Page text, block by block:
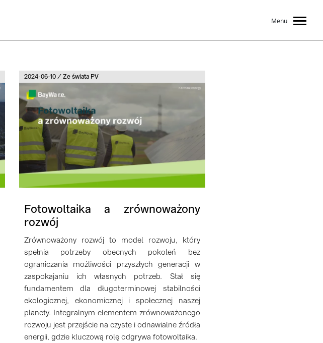
Menu
2024-06-10 / Ze świata PV
Fotowoltaika a zrównoważony
rozwój
Zrównoważony rozwój to model rozwoju, który
spełnia potrzeby obecnych pokoleń bez
ograniczania możliwości przyszłych generacji w
zaspokajaniu ich własnych potrzeb. Stał się
fundamentem dla długoterminowej stabilności
ekologicznej, ekonomicznej i społecznej naszej
planety. Integralnym elementem zrównoważonego
rozwoju jest przejście na czyste i odnawialne źródła
energii, gdzie kluczową rolę odgrywa fotowoltaika.